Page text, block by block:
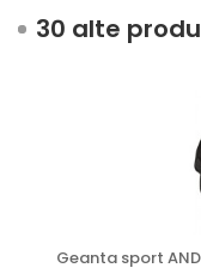
30 alte
Geanta sport